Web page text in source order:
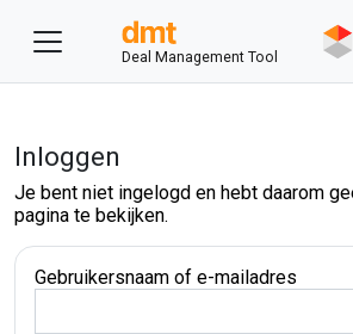
Deal Management Tool
Inloggen
Je bent niet ingelogd en hebt daarom
pagina te bekijken.
Gebruikersnaam of e-mailadres